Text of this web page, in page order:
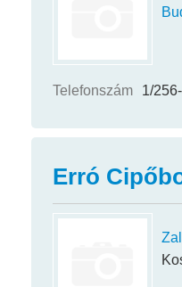
Telefonszám 1/
Erró